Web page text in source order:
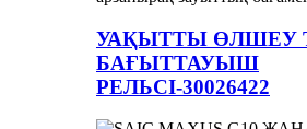
УАҚЫТТЫ ӨЛШЕУ
БАҒЫТТАУЫШ
РЕЛЬСІ-30026422